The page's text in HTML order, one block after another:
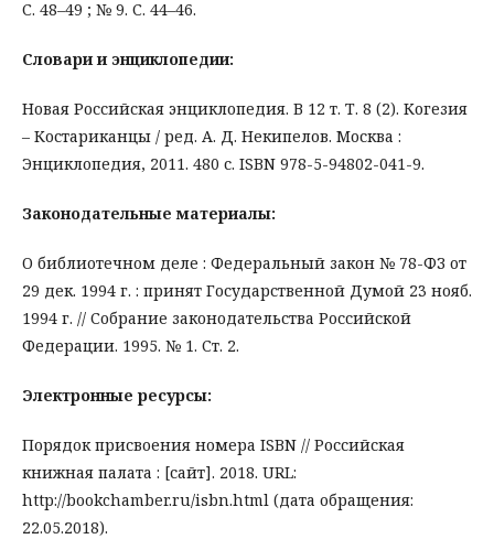
С. 48–49 ; № 9. С. 44–46.
Словари и энциклопедии:
Новая Российская энциклопедия. В 12 т. Т. 8 (2). Когезия
– Костариканцы / ред. А. Д. Некипелов. Москва :
Энциклопедия, 2011. 480 с. ISBN 978-5-94802-041-9.
Законодательные материалы:
О библиотечном деле : Федеральный закон № 78-ФЗ от
29 дек. 1994 г. : принят Государственной Думой 23 нояб.
1994 г. // Собрание законодательства Российской
Федерации. 1995. № 1. Ст. 2.
Электронные ресурсы:
Порядок присвоения номера ISBN // Российская
книжная палата : [сайт]. 2018. URL:
http://bookchamber.ru/isbn.html (дата обращения:
22.05.2018).